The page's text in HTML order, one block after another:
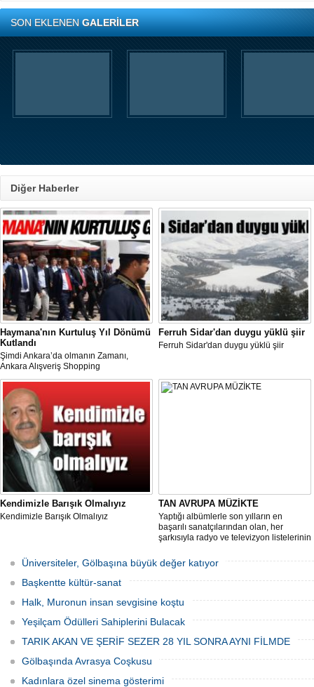
SON EKLENENGALERİLER
Diğer Haberler
Haymana'nın Kurtuluş Yıl Dönümü
Kutlandı
Şimdi Ankara’da olmanın Zamanı,
Ankara Alışveriş Shopping
Festivali/Fest“ kapsamında,
Haymana’da düzenlenen 12 Eylül
Haymana’nın Kurtuluş Günü büyük
coşkuyla kutlandı.
Ferruh Sidar'dan duygu yüklü şiir
Ferruh Sidar'dan duygu yüklü şiir
Kendimizle Barışık Olmalıyız
Kendimizle Barışık Olmalıyız
TAN AVRUPA MÜZİKTE
Yaptığı albümlerle son yılların en
başarılı sanatçılarından olan, her
şarkısıyla radyo ve televizyon listelerinin
kitlesini her geçen gün artıran Tan yeni
albümleri için Avrupa Müzik'le anlaşma
imzaladı.
Üniversiteler, Gölbaşına büyük değer katıyor
Başkentte kültür-sanat
Halk, Muronun insan sevgisine koştu
Yeşilçam Ödülleri Sahiplerini Bulacak
TARIK AKAN VE ŞERİF SEZER 28 YIL SONRA AYNI FİLMDE
Gölbaşında Avrasya Coşkusu
Kadınlara özel sinema gösterimi